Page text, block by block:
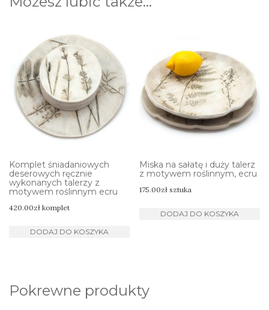
Komplet śniadaniowych
deserowych ręcznie
wykonanych talerzy z
motywem roślinnym ecru
420.00zł komplet
DODAJ DO KOSZYKA
Miska na sałatę i duży talerz
z motywem roślinnym, ecru
175.00zł sztuka
DODAJ DO KOSZYKA
Pokrewne produkty